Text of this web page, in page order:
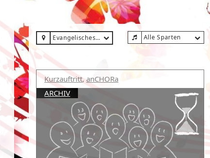
Evangelisches Gemeindehaus Düren-Birkesdorf
Alle Sparten
Kurzauftritt, anCHORa
ARCHIV